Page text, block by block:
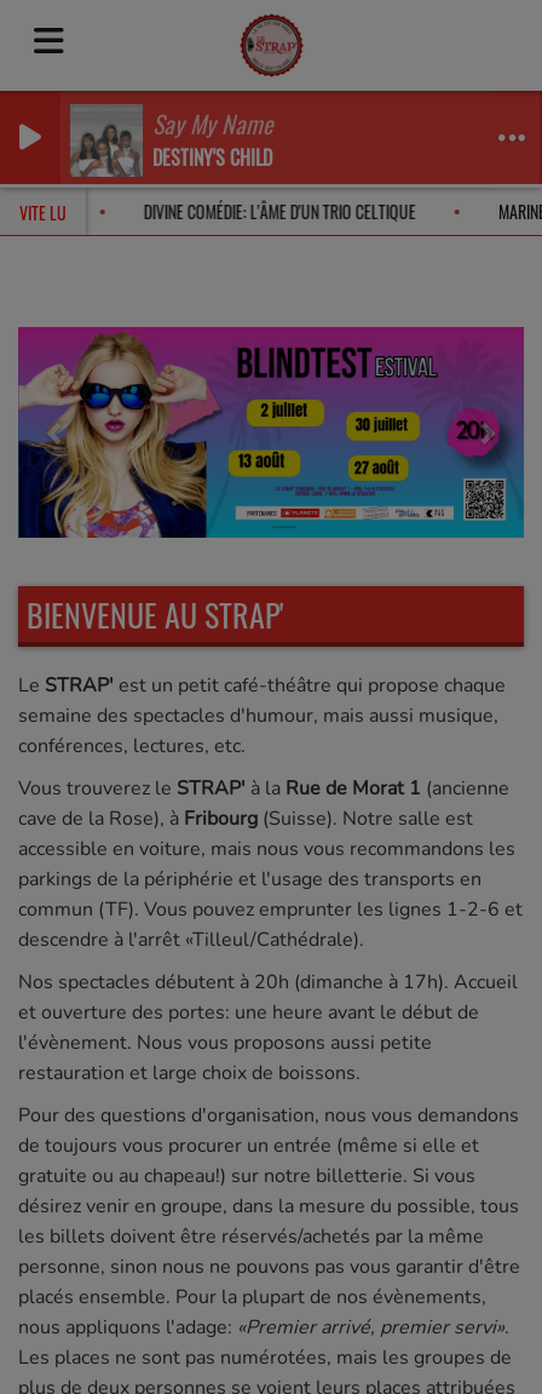
Say My Name
DESTINY'S CHILD
VITE LU
EN 2026 DIVINE COMÉDIE: L'ÂME D'UN TRIO CELTIQUE
BIENVENUE AU STRAP'
Le STRAP' est un petit café-théâtre qui propose chaque
semaine des spectacles d'humour, mais aussi musique,
conférences, lectures, etc.
Vous trouverez le STRAP' à la Rue de Morat 1 (ancienne
cave de la Rose), à Fribourg (Suisse). Notre salle est
accessible en voiture, mais nous vous recommandons les
parkings de la périphérie et l'usage des transports en
commun (TF). Vous pouvez emprunter les lignes 1-2-6 et
descendre à l'arrêt «Tilleul/Cathédrale).
Nos spectacles débutent à 20h (dimanche à 17h). Accueil
et ouverture des portes: une heure avant le début de
l'évènement. Nous vous proposons aussi petite
restauration et large choix de boissons.
Pour des questions d'organisation, nous vous demandons
de toujours vous procurer un entrée (même si elle et
gratuite ou au chapeau!) sur notre billetterie. Si vous
désirez venir en groupe, dans la mesure du possible, tous
les billets doivent être réservés/achetés par la même
personne, sinon nous ne pouvons pas vous garantir d'être
placés ensemble. Pour la plupart de nos évènements,
nous appliquons l'adage: «Premier arrivé, premier servi».
Les places ne sont pas numérotées, mais les groupes de
plus de deux personnes se voient leurs places attribuées